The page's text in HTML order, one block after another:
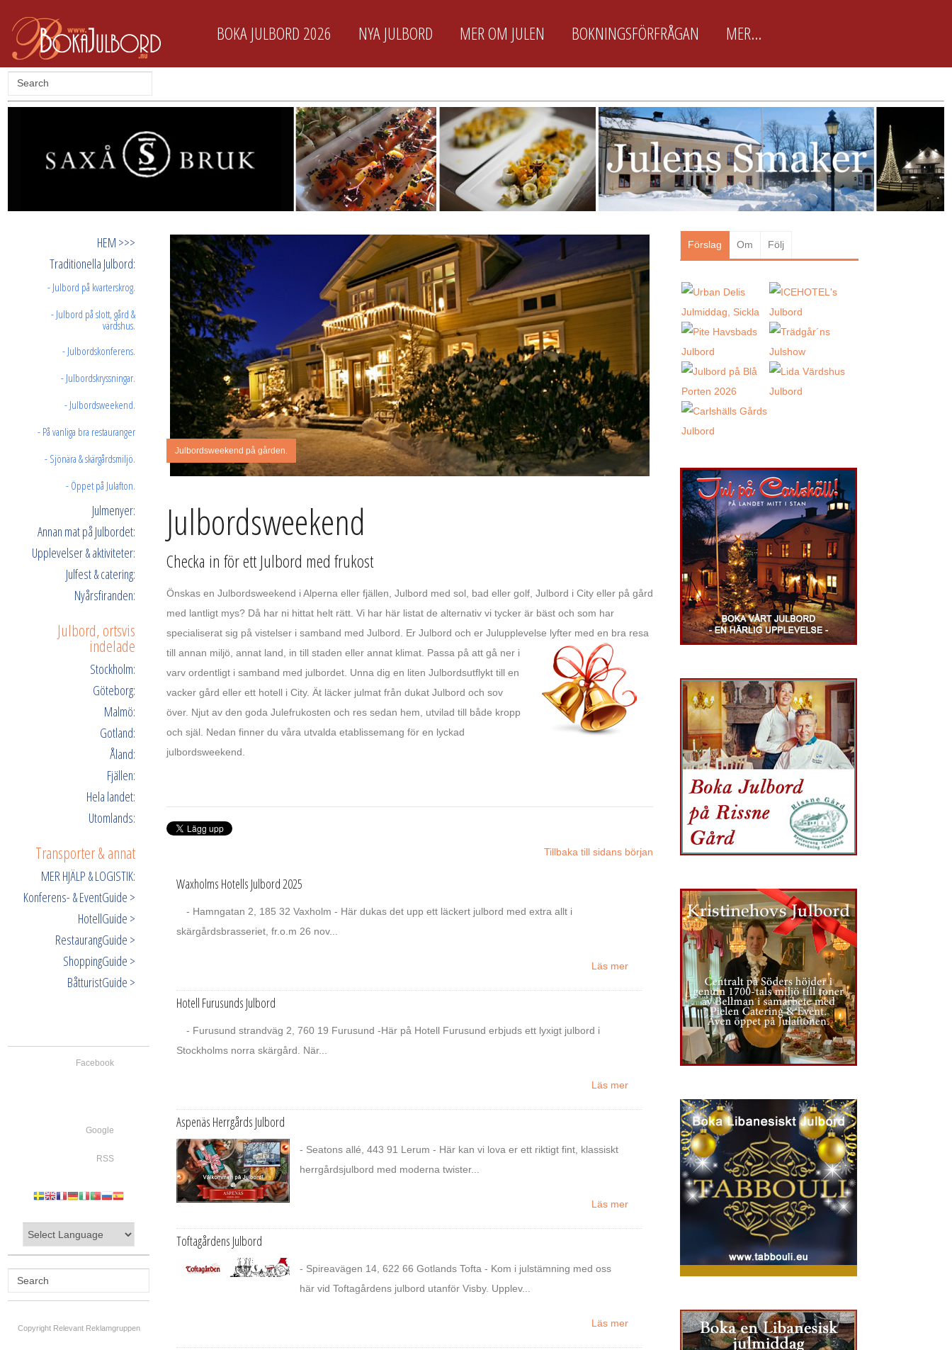
BOKA JULBORD 2026 NYA JULBORD MER OM JULEN BOKNINGSFÖRFRÅGAN MER...
HEM >>>
Traditionella Julbord:
- Julbord på kvarterskrog.
- Julbord på slott, gård &
värdshus.
- Julbordskonferens.
- Julbordskryssningar.
- Julbordsweekend.
- På vanliga bra restauranger
- Sjönära & skärgårdsmiljö.
- Öppet på Julafton.
Julmenyer:
Annan mat på Julbordet:
Upplevelser & aktiviteter:
Julfest & catering:
Nyårsfiranden:
Julbord, ortsvis
indelade
Stockholm:
Göteborg:
Malmö:
Gotland:
Åland:
Fjällen:
Hela landet:
Utomlands:
Transporter & annat
MER HJÄLP & LOGISTIK:
Konferens- & EventGuide >
HotellGuide >
RestaurangGuide >
ShoppingGuide >
BåtturistGuide >
Facebook
Google
RSS
Copyright Relevant Reklamgruppen
Julbordsweekend på gården.
Julbordsweekend
Checka in för ett Julbord med frukost
Önskas en Julbordsweekend i Alperna eller fjällen, Julbord med sol, bad eller golf, Julbord i City eller på gård
med lantligt mys? Då har ni hittat helt rätt. Vi har här listat de alternativ vi tycker är bäst och som har
specialiserat sig på vistelser i samband med Julbord. Er Julbord och er Julupplevelse lyfter med en bra resa
till annan miljö, annat land, in till staden eller annat klimat. Passa på att gå ner i
varv ordentligt i samband med julbordet. Unna dig en liten Julbordsutflykt till en
vacker gård eller ett hotell i City. Ät läcker julmat från dukat Julbord och sov
över. Njut av den goda Julefrukosten och res sedan hem, utvilad till både kropp
och själ. Nedan finner du våra utvalda etablissemang för en lyckad
julbordsweekend.
Tillbaka till sidans början
Waxholms Hotells Julbord 2025
- Hamngatan 2, 185 32 Vaxholm - Här dukas det upp ett läckert julbord med extra allt i
skärgårdsbrasseriet, fr.o.m 26 nov...
Läs mer
Hotell Furusunds Julbord
- Furusund strandväg 2, 760 19 Furusund -Här på Hotell Furusund erbjuds ett lyxigt julbord i
Stockholms norra skärgård. När...
Läs mer
Aspenäs Herrgårds Julbord
- Seatons allé, 443 91 Lerum - Här kan vi lova er ett riktigt fint, klassiskt
herrgårdsjulbord med moderna twister...
Läs mer
Toftagårdens Julbord
- Spireavägen 14, 622 66 Gotlands Tofta - Kom i julstämning med oss
här vid Toftagårdens julbord utanför Visby. Upplev...
Läs mer
Förslag Om Följ
lättanvänd JulbordsGuide för
arbetsplatser & företag som snabbt
vill boka Julbordet som passar just
dem. Här finns ca 100 utvalda
Julbordsarrangörer...